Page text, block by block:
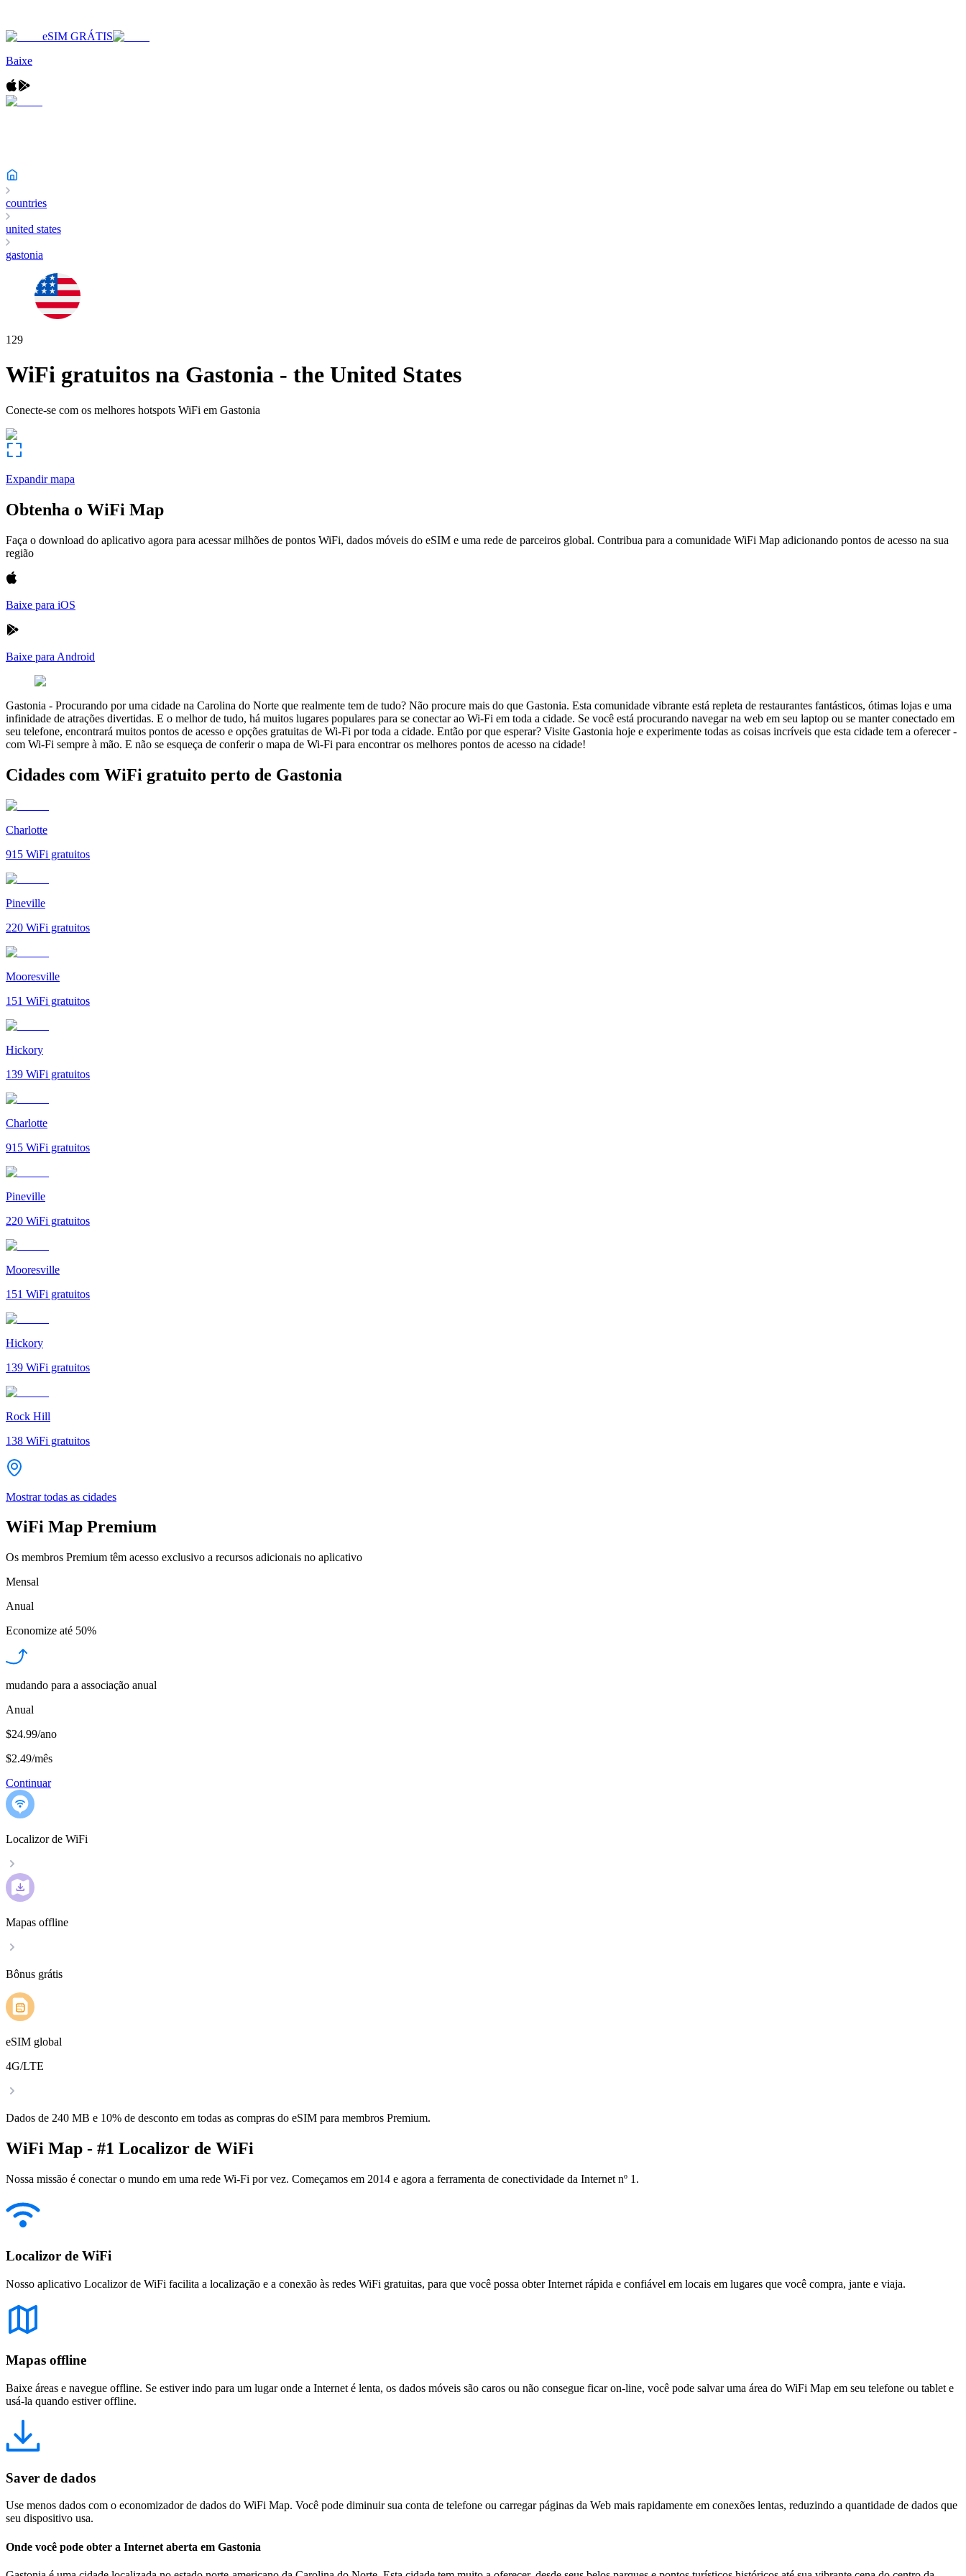
eSIM GRÁTIS
Baixe
countries
united states
gastonia
129
WiFi gratuitos na Gastonia - the United States
Conecte-se com os melhores hotspots WiFi em Gastonia
Expandir mapa
Obtenha o WiFi Map
Faça o download do aplicativo agora para acessar milhões de pontos WiFi, dados móveis do eSIM e uma rede de parceiros global. Contribua para a comunidade WiFi Map adicionando pontos de acesso na sua
região
Baixe para iOS
Baixe para Android
Gastonia - Procurando por uma cidade na Carolina do Norte que realmente tem de tudo? Não procure mais do que Gastonia. Esta comunidade vibrante está repleta de restaurantes fantásticos, ótimas lojas e uma
infinidade de atrações divertidas. E o melhor de tudo, há muitos lugares populares para se conectar ao Wi-Fi em toda a cidade. Se você está procurando navegar na web em seu laptop ou se manter conectado em
seu telefone, encontrará muitos pontos de acesso e opções gratuitas de Wi-Fi por toda a cidade. Então por que esperar? Visite Gastonia hoje e experimente todas as coisas incríveis que esta cidade tem a oferecer -
com Wi-Fi sempre à mão. E não se esqueça de conferir o mapa de Wi-Fi para encontrar os melhores pontos de acesso na cidade!
Cidades com WiFi gratuito perto de Gastonia
Charlotte
915 WiFi gratuitos
Pineville
220 WiFi gratuitos
Mooresville
151 WiFi gratuitos
Hickory
139 WiFi gratuitos
Charlotte
915 WiFi gratuitos
Pineville
220 WiFi gratuitos
Mooresville
151 WiFi gratuitos
Hickory
139 WiFi gratuitos
Rock Hill
138 WiFi gratuitos
Mostrar todas as cidades
WiFi Map Premium
Os membros Premium têm acesso exclusivo a recursos adicionais no aplicativo
Mensal
Anual
Economize até 50%
mudando para a associação anual
Anual
$24.99/ano
$2.49/mês
Continuar
Localizor de WiFi
Mapas offline
Bônus grátis
eSIM global
4G/LTE
Dados de 240 MB e 10% de desconto em todas as compras do eSIM para membros Premium.
WiFi Map - #1 Localizor de WiFi
Nossa missão é conectar o mundo em uma rede Wi-Fi por vez. Começamos em 2014 e agora a ferramenta de conectividade da Internet nº 1.
Localizor de WiFi
Nosso aplicativo Localizor de WiFi facilita a localização e a conexão às redes WiFi gratuitas, para que você possa obter Internet rápida e confiável em locais em lugares que você compra, jante e viaja.
Mapas offline
Baixe áreas e navegue offline. Se estiver indo para um lugar onde a Internet é lenta, os dados móveis são caros ou não consegue ficar on-line, você pode salvar uma área do WiFi Map em seu telefone ou tablet e
usá-la quando estiver offline.
Saver de dados
Use menos dados com o economizador de dados do WiFi Map. Você pode diminuir sua conta de telefone ou carregar páginas da Web mais rapidamente em conexões lentas, reduzindo a quantidade de dados que
seu dispositivo usa.
Onde você pode obter a Internet aberta em Gastonia